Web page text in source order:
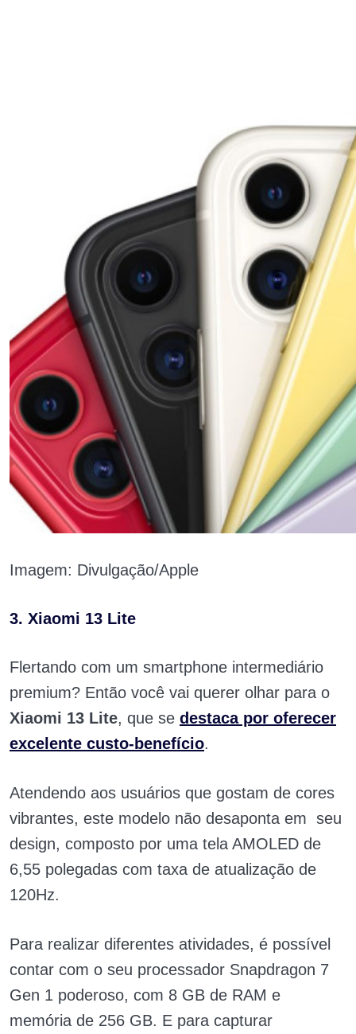
Imagem: Divulgação/Apple
3. Xiaomi 13 Lite
Flertando com um smartphone intermediário
premium? Então você vai querer olhar para o
Xiaomi 13 Lite, que se destaca por oferecer
excelente custo-benefício.
Atendendo aos usuários que gostam de cores
vibrantes, este modelo não desaponta em seu
design, composto por uma tela AMOLED de
6,55 polegadas com taxa de atualização de
120Hz.
Para realizar diferentes atividades, é possível
contar com o seu processador Snapdragon 7
Gen 1 poderoso, com 8 GB de RAM e
memória de 256 GB. E para capturar